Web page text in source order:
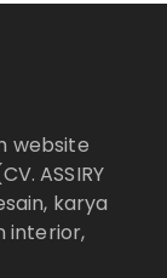
website
ASSIRY
karya
interior,